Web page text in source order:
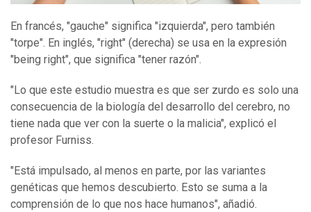
En francés, "gauche" significa "izquierda", pero también
"torpe". En inglés, "right" (derecha) se usa en la expresión
"being right", que significa "tener razón".
"Lo que este estudio muestra es que ser zurdo es solo una
consecuencia de la biología del desarrollo del cerebro, no
tiene nada que ver con la suerte o la malicia", explicó el
profesor Furniss.
"Está impulsado, al menos en parte, por las variantes
genéticas que hemos descubierto. Esto se suma a la
comprensión de lo que nos hace humanos", añadió.